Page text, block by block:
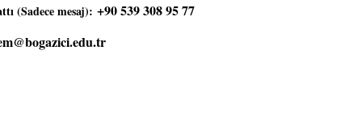
(Sadece mesaj): +90 539 308 95 77